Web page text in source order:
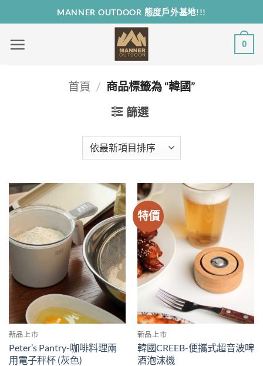
to
content
MANNER OUTDOOR 態度戶外基地!!!
0
首頁 / 商品標籤為 “韓國”
篩選
新品上市
Peter’s Pantry-咖啡料理兩
⽤電⼦秤杯 (灰⾊)
特價
新品上市
韓國CREEB-便攜式超⾳波啤
酒泡沫機